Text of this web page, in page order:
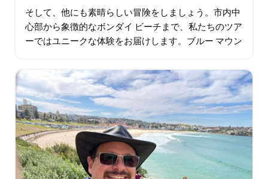
そして、他にも素晴らしい冒険をしましょう。市内中
心部から象徴的なボンダイ ビーチまで、私たちのツア
ーではユニークな体験をお届けします。ブルー マウン
ださい。詳細についてはお問い合わせいただくか…